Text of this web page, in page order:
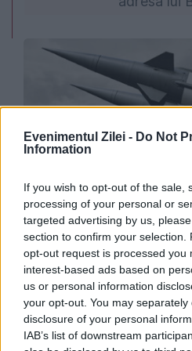
Evenimentul Zilei - Do Not
Information
If you wish to opt-out of the sale,
processing of your personal or
targeted advertising by us,
section to confirm your selection.
opt-out request is processed you
interest-based ads based on
us or personal information
your opt-out. You may
disclosure of your personal
IAB’s list of downstream
Pactul defensiv dintre
și Pakistan stârnește
acuzațiile privind o